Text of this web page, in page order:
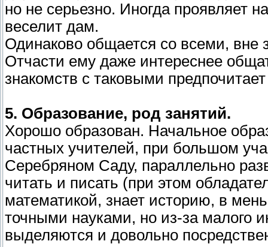
но не серьезно. Иногда проявляет
веселит дам.
Одинаково общается со всеми, вне
Отчасти ему даже интереснее
знакомств с таковыми
5. Образование, род занятий.
Хорошо образован. Начальное
частных учителей, при большом
Серебряном Саду, параллельно
читать и писать (при этом
математикой, знает историю, в
точными науками, но из-за малого
выделяются и довольно